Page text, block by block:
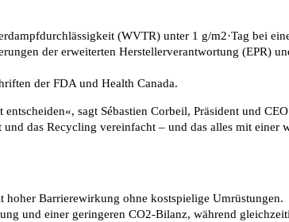
(WVTR) unter 1 g/m2·Tag bei
der erweiterten Herstellerverantwortung (EPR)
der FDA und Health Canada.
sagt Sébastien Corbeil, Präsident und
das Recycling vereinfacht – und das alles mit einer
hoher Barrierewirkung ohne kostspielige Umrüstungen.
und einer geringeren CO2-Bilanz, während